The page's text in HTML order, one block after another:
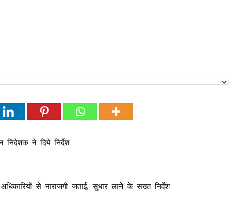
निदेशक ने दिये निर्देश
से नाराजगी जताई, सुधार लाने के सख्त निर्देश